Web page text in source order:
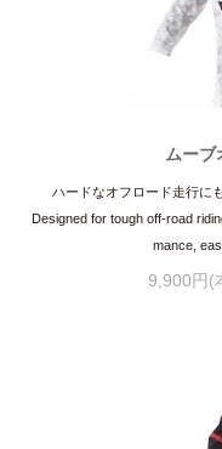
ムーブ
ハードなオフロード走行に
Designed for tough off-road
mance,
9,900円(